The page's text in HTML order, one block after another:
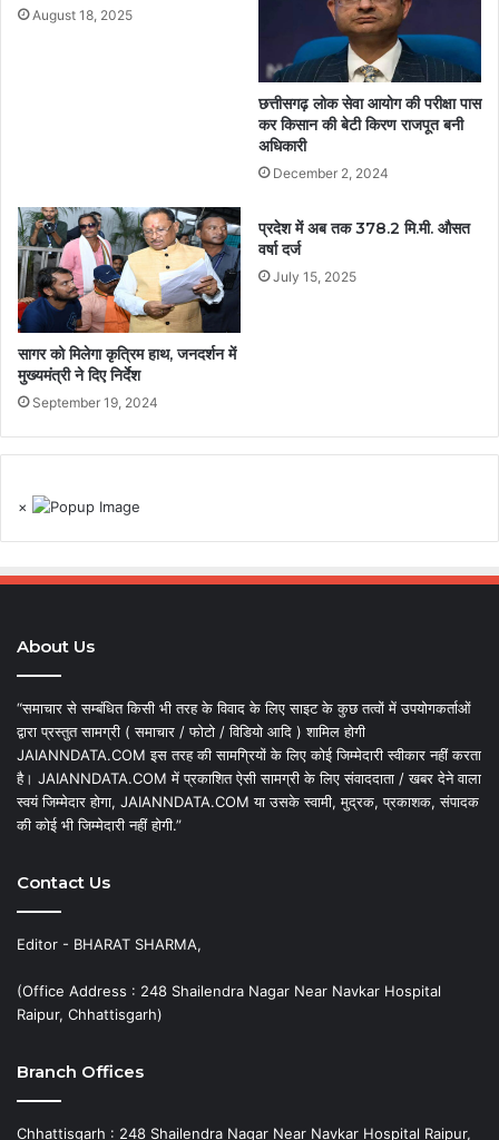
August 18, 2025
छत्तीसगढ़ लोक सेवा आयोग की परीक्षा पास
कर किसान की बेटी किरण राजपूत बनी
अधिकारी
December 2, 2024
सागर को मिलेगा कृत्रिम हाथ, जनदर्शन में
मुख्यमंत्री ने दिए निर्देश
September 19, 2024
प्रदेश में अब तक 378.2 मि.मी. औसत
वर्षा दर्ज
July 15, 2025
×
About Us
“समाचार से सम्बंधित किसी भी तरह के विवाद के लिए साइट के कुछ तत्वों में उपयोगकर्ताओं
द्वारा प्रस्तुत सामग्री ( समाचार / फोटो / विडियो आदि ) शामिल होगी
JAIANNDATA.COM इस तरह की सामग्रियों के लिए कोई जिम्मेदारी स्वीकार नहीं करता
है। JAIANNDATA.COM में प्रकाशित ऐसी सामग्री के लिए संवाददाता / खबर देने वाला
स्वयं जिम्मेदार होगा, JAIANNDATA.COM या उसके स्वामी, मुद्रक, प्रकाशक, संपादक
की कोई भी जिम्मेदारी नहीं होगी.”
Contact Us
Editor - BHARAT SHARMA,
(Office Address : 248 Shailendra Nagar Near Navkar Hospital
Raipur, Chhattisgarh)
Branch Offices
Chhattisgarh : 248 Shailendra Nagar Near Navkar Hospital Raipur,